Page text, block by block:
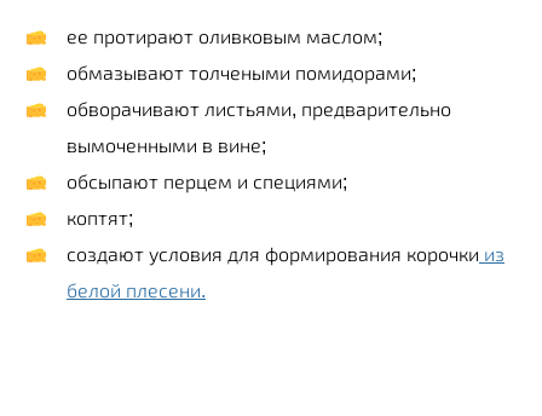
ее протирают оливковым маслом;
обмазывают толчеными помидорами;
обворачивают листьями, предварительно
вымоченными в вине;
обсыпают перцем и специями;
коптят;
создают условия для формирования корочки из
белой плесени.